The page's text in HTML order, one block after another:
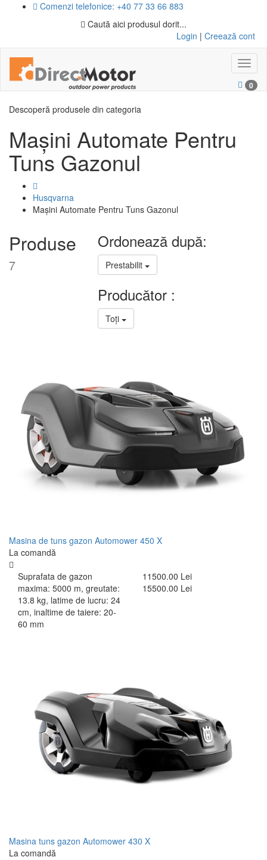
Comenzi telefonice: +40 77 33 66 883
Caută aici produsul dorit...
Login | Creează cont
0
Descoperă produsele din categoria
Mașini Automate Pentru
Tuns Gazonul
Husqvarna
Mașini Automate Pentru Tuns Gazonul
Produse
7
Ordonează după:
Prestabilit
Producător :
Toți
Masina de tuns gazon Automower 450 X
La comandă
Suprafata de gazon
maxima: 5000 m, greutate:
13.8 kg, latime de lucru: 24
cm, inaltime de taiere: 20-
60 mm
11500.00 Lei
15500.00 Lei
Masina tuns gazon Automower 430 X
La comandă